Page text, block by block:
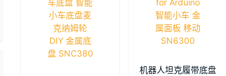
机器人坦克履带底盘